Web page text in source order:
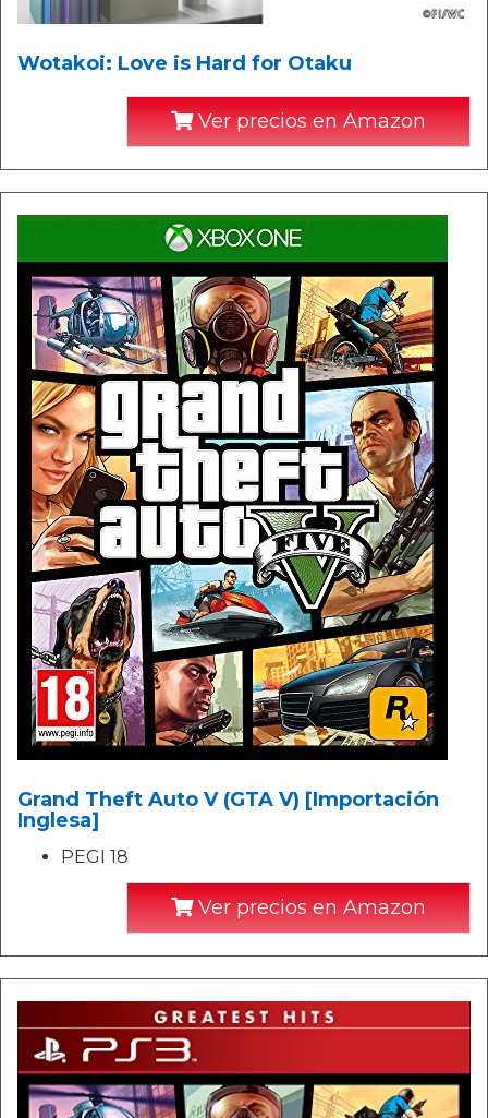
Wotakoi: Love is Hard for Otaku
Ver precios en Amazon
Grand Theft Auto V (GTA V) [Importación
Inglesa]
PEGI 18
Ver precios en Amazon